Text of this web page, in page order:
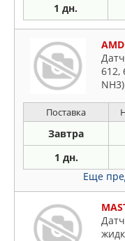
1 дн.
612,
Поставка
Завтра
1 дн.
Еще